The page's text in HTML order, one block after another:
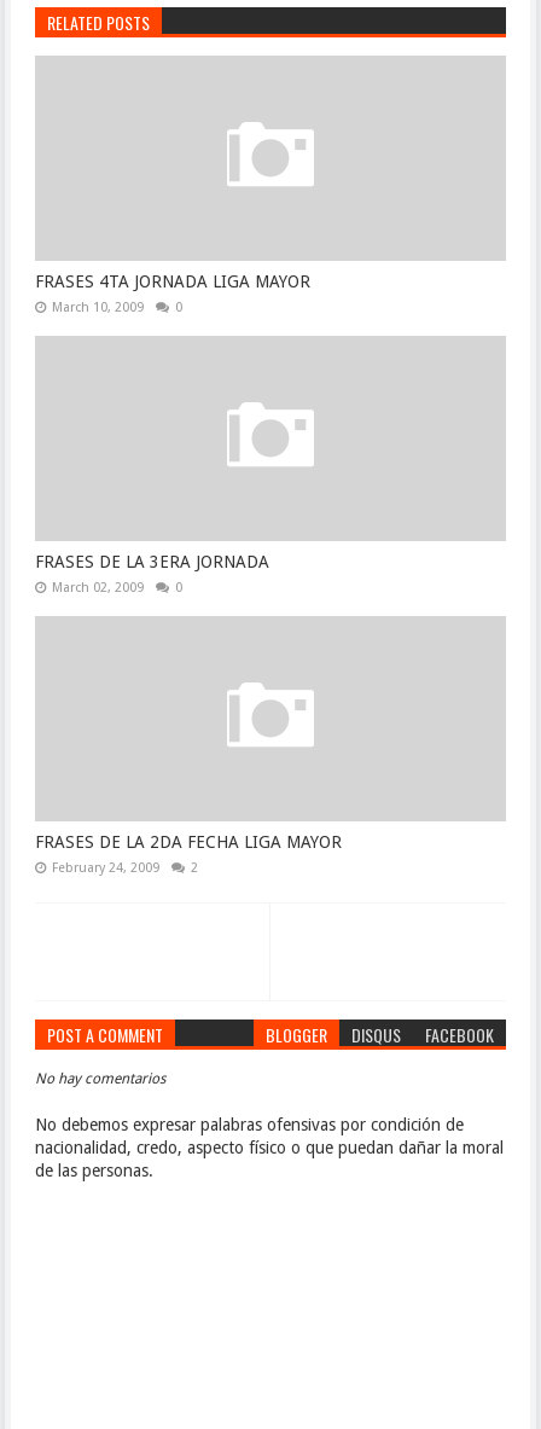
RELATED POSTS
FRASES 4TA JORNADA LIGA MAYOR
March 10, 2009 0
FRASES DE LA 3ERA JORNADA
March 02, 2009 0
FRASES DE LA 2DA FECHA LIGA MAYOR
February 24, 2009 2
POST A COMMENT BLOGGER DISQUS FACEBOOK
No hay comentarios
No debemos expresar palabras ofensivas por condición de
nacionalidad, credo, aspecto físico o que puedan dañar la moral
de las personas.